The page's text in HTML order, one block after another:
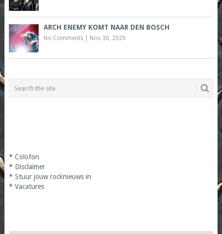
ARCH ENEMY KOMT NAAR DEN BOSCH
No Comments| Nov 30, 2020
* Colofon
* Disclaimer
* Stuur jouw rocknieuws in
* Vacatures